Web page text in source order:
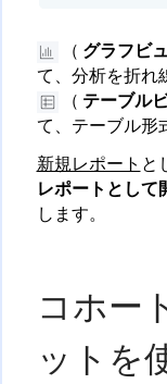
（ グラフビ
て、分析を折れ
（ テーブル
て、テーブル形
新規レポート と
レポートとして
します。
コホー
ットを